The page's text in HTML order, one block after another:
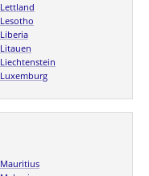
Lettland
Lesotho
Liberia
Litauen
Liechtenstein
Luxemburg
Mauritius